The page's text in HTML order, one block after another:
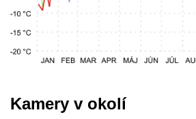
Kamery v okolí